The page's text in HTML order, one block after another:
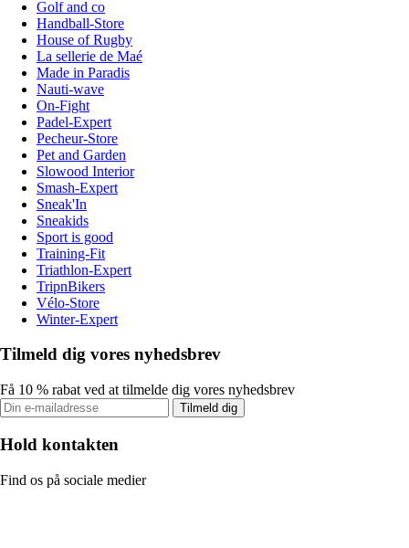
Golf and co
Handball-Store
House of Rugby
La sellerie de Maé
Made in Paradis
Nauti-wave
On-Fight
Padel-Expert
Pecheur-Store
Pet and Garden
Slowood Interior
Smash-Expert
Sneak'In
Sneakids
Sport is good
Training-Fit
Triathlon-Expert
TripnBikers
Vélo-Store
Winter-Expert
Tilmeld dig vores nyhedsbrev
Få 10 % rabat ved at tilmelde dig vores nyhedsbrev
Tilmeld dig
Hold kontakten
Find os på sociale medier